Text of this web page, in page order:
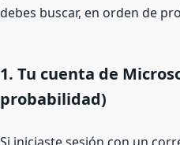
debes buscar, en orden de
1. Tu cuenta de
probabilidad)